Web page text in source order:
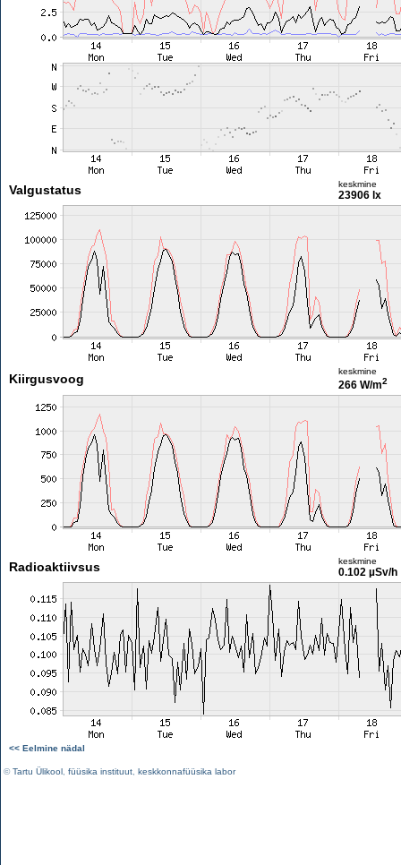
Valgustatus keskmine
23906 lx
Kiirgusvoog
keskmine
266 W/m2
Radioaktiivsus keskmine
0.102 µSv/h
<< Eelmine nädal
©Tartu Ülikool füüsika instituut keskkonnafüüsika labor